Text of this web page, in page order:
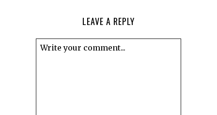
LEAVE A REPLY